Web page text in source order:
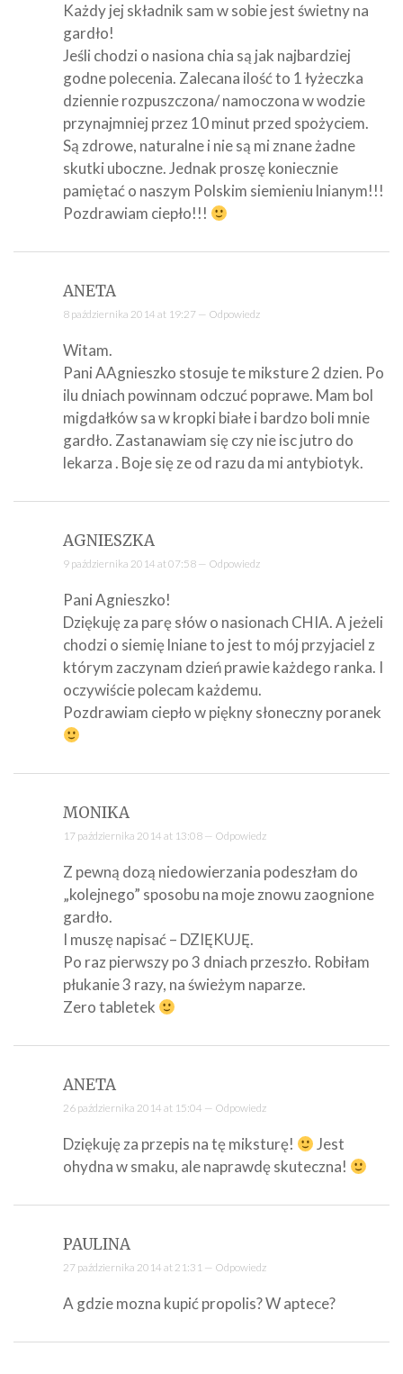
Każdy jej składnik sam w sobie jest świetny na
gardło!
Jeśli chodzi o nasiona chia są jak najbardziej
godne polecenia. Zalecana ilość to 1 łyżeczka
dziennie rozpuszczona/ namoczona w wodzie
przynajmniej przez 10 minut przed spożyciem.
Są zdrowe, naturalne i nie są mi znane żadne
skutki uboczne. Jednak proszę koniecznie
pamiętać o naszym Polskim siemieniu lnianym!!!
Pozdrawiam ciepło!!!
ANETA
8 października 2014 at 19:27 — Odpowiedz
Witam.
Pani AAgnieszko stosuje te miksture 2 dzien. Po
ilu dniach powinnam odczuć poprawe. Mam bol
migdałków sa w kropki białe i bardzo boli mnie
gardło. Zastanawiam się czy nie isc jutro do
lekarza . Boje się ze od razu da mi antybiotyk.
AGNIESZKA
9 października 2014 at 07:58 — Odpowiedz
Pani Agnieszko!
Dziękuję za parę słów o nasionach CHIA. A jeżeli
chodzi o siemię lniane to jest to mój przyjaciel z
którym zaczynam dzień prawie każdego ranka. I
oczywiście polecam każdemu.
Pozdrawiam ciepło w piękny słoneczny poranek
MONIKA
17 października 2014 at 13:08 — Odpowiedz
Z pewną dozą niedowierzania podeszłam do
„kolejnego” sposobu na moje znowu zaognione
gardło.
I muszę napisać – DZIĘKUJĘ.
Po raz pierwszy po 3 dniach przeszło. Robiłam
płukanie 3 razy, na świeżym naparze.
Zero tabletek
ANETA
26 października 2014 at 15:04 — Odpowiedz
Dziękuję za przepis na tę miksturę!
Jest
ohydna w smaku, ale naprawdę skuteczna!
PAULINA
27 października 2014 at 21:31 — Odpowiedz
A gdzie mozna kupić propolis? W aptece?